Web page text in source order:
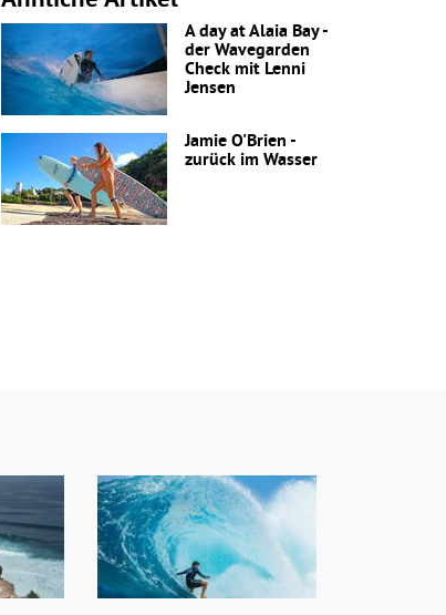
A day at Alaia Bay -
der Wavegarden
Check mit Lenni
Jensen
Jamie O'Brien -
zurück im Wasser